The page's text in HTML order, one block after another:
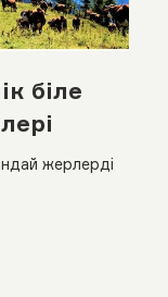
біле
жерлерді